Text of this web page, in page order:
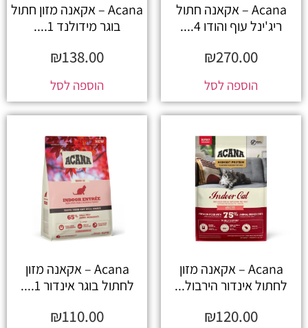
Acana – אקאנה חתול
ריג'ינל עוף והודו 4....
₪270.00
הוספה לסל
Acana – אקאנה מזון חתול
בוגר מידולנד 1....
₪138.00
הוספה לסל
Acana – אקאנה מזון
לחתול אינדור הירבול...
₪120.00
Acana – אקאנה מזון
לחתול בוגר אינדור 1....
₪110.00